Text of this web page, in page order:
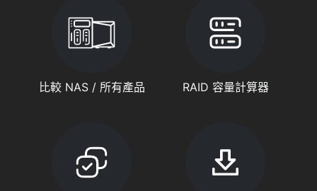
比較 NAS / 所有產品 RAID 容量計算器